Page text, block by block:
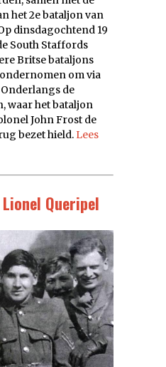
het 2e bataljon van
dinsdagochtend 19
South Staffords
Britse bataljons
om via
de
waar het bataljon
John Frost de
bezet hield. Lees
Queripel